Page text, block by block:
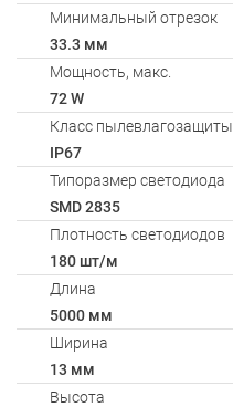
Минимальный отрезок
33.3 мм
Мощность, макс.
72 W
Класс пылевлагозащиты
IP67
Типоразмер светодиода
SMD 2835
Плотность светодиодов
180 шт/м
Длина
5000 мм
Ширина
13 мм
Высота